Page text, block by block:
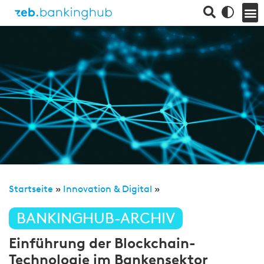
Startseite » Innovation & Digital »
BANKINGHUB-ARCHIV
Einführung der Blockchain-
Technologie im Bankensektor